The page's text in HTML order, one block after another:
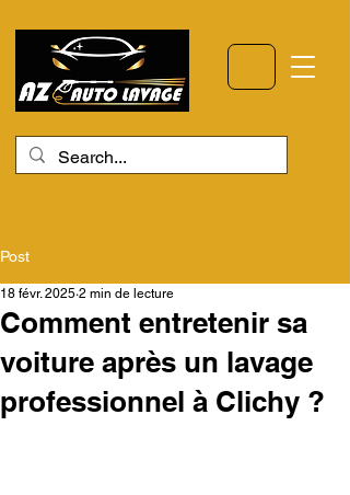
Post
Comment entretenir sa
voiture après un lavage
professionnel à Clichy ?
18 févr. 2025 2 min de lecture